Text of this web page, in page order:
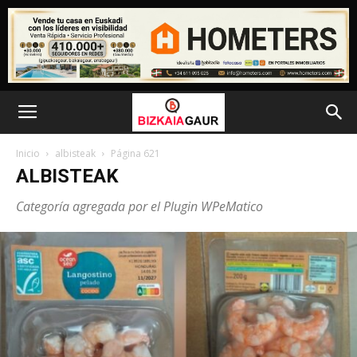
Inicio albisteak Página 621
ALBISTEAK
Categoría agregada por el Plugin WPeMatico